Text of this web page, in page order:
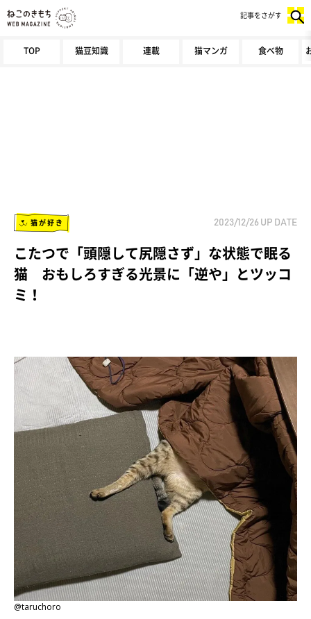
TOP 猫豆知識 連載 猫マンガ 食べ物
記事をさがす
猫が好き 2023/12/26 UP DATE
こたつで「頭隠して尻隠さず」な状態で眠る
猫 おもしろすぎる光景に「逆や」とツッコ
ミ！
@taruchoro